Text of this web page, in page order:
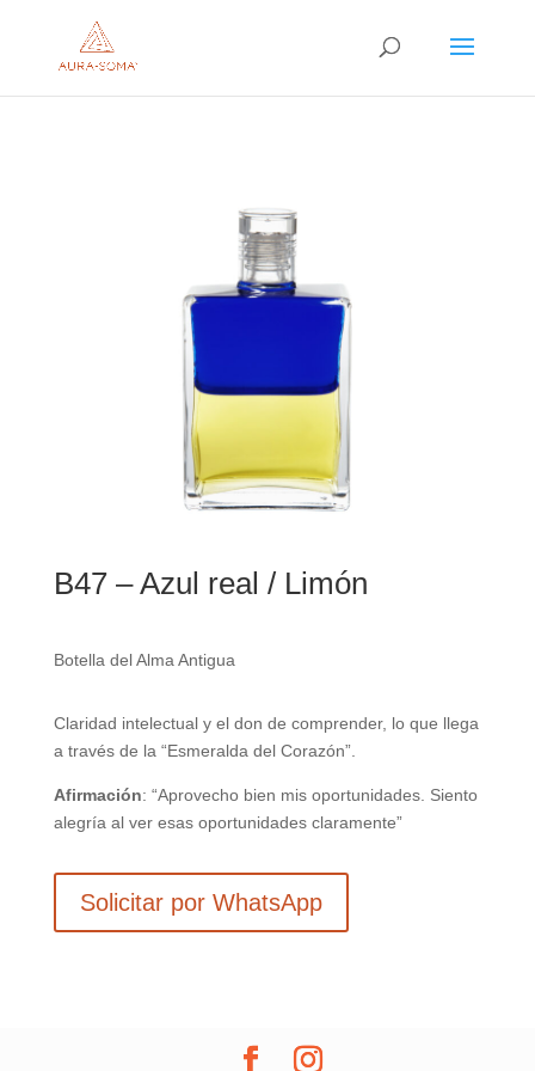
B47 – Azul real / Limón
Botella del Alma Antigua
Claridad intelectual y el don de comprender, lo que llega
a través de la “Esmeralda del Corazón”.
Afirmación: “Aprovecho bien mis oportunidades. Siento
alegría al ver esas oportunidades claramente”
Solicitar por WhatsApp